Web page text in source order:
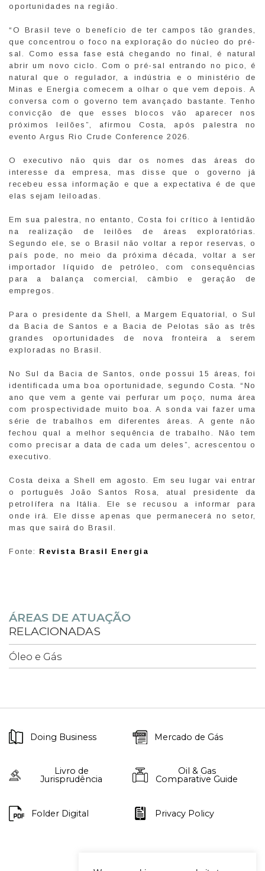
oportunidades na região.
“O Brasil teve o benefício de ter campos tão grandes,
que concentrou o foco na exploração do núcleo do pré-
sal. Como essa fase está chegando no final, é natural
abrir um novo ciclo. Com o pré-sal entrando no pico, é
natural que o regulador, a indústria e o ministério de
Minas e Energia comecem a olhar o que vem depois. A
conversa com o governo tem avançado bastante. Tenho
convicção de que esses blocos vão aparecer nos
próximos leilões”, afirmou Costa, após palestra no
evento Argus Rio Crude Conference 2026.
O executivo não quis dar os nomes das áreas do
interesse da empresa, mas disse que o governo já
recebeu essa informação e que a expectativa é de que
elas sejam leiloadas.
Em sua palestra, no entanto, Costa foi crítico à lentidão
na realização de leilões de áreas exploratórias.
Segundo ele, se o Brasil não voltar a repor reservas, o
país pode, no meio da próxima década, voltar a ser
importador líquido de petróleo, com consequências
para a balança comercial, câmbio e geração de
empregos.
Para o presidente da Shell, a Margem Equatorial, o Sul
da Bacia de Santos e a Bacia de Pelotas são as três
grandes oportunidades de nova fronteira a serem
exploradas no Brasil.
No Sul da Bacia de Santos, onde possui 15 áreas, foi
identificada uma boa oportunidade, segundo Costa. “No
ano que vem a gente vai perfurar um poço, numa área
com prospectividade muito boa. A sonda vai fazer uma
série de trabalhos em diferentes áreas. A gente não
fechou qual a melhor sequência de trabalho. Não tem
como precisar a data de cada um deles”, acrescentou o
executivo.
Costa deixa a Shell em agosto. Em seu lugar vai entrar
o português João Santos Rosa, atual presidente da
petrolífera na Itália. Ele se recusou a informar para
onde irá. Ele disse apenas que permanecerá no setor,
mas que sairá do Brasil.
Fonte: Revista Brasil Energia
ÁREAS DE ATUAÇÃO
RELACIONADAS
Óleo e Gás
Doing Business Mercado de Gás
Livro de
Jurisprudência
Oil & Gas
Comparative Guide
Folder Digital Privacy Policy